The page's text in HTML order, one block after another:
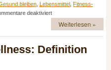
bleiben Lebensmittel Fitness-
deaktiviertfür
Functional
Food
–
Fitmacher?
Weiterlesen »
Definition